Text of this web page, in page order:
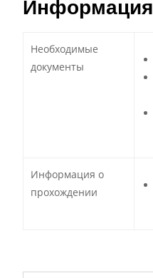
Информация
Необходимые
документы
Информация о
прохождении